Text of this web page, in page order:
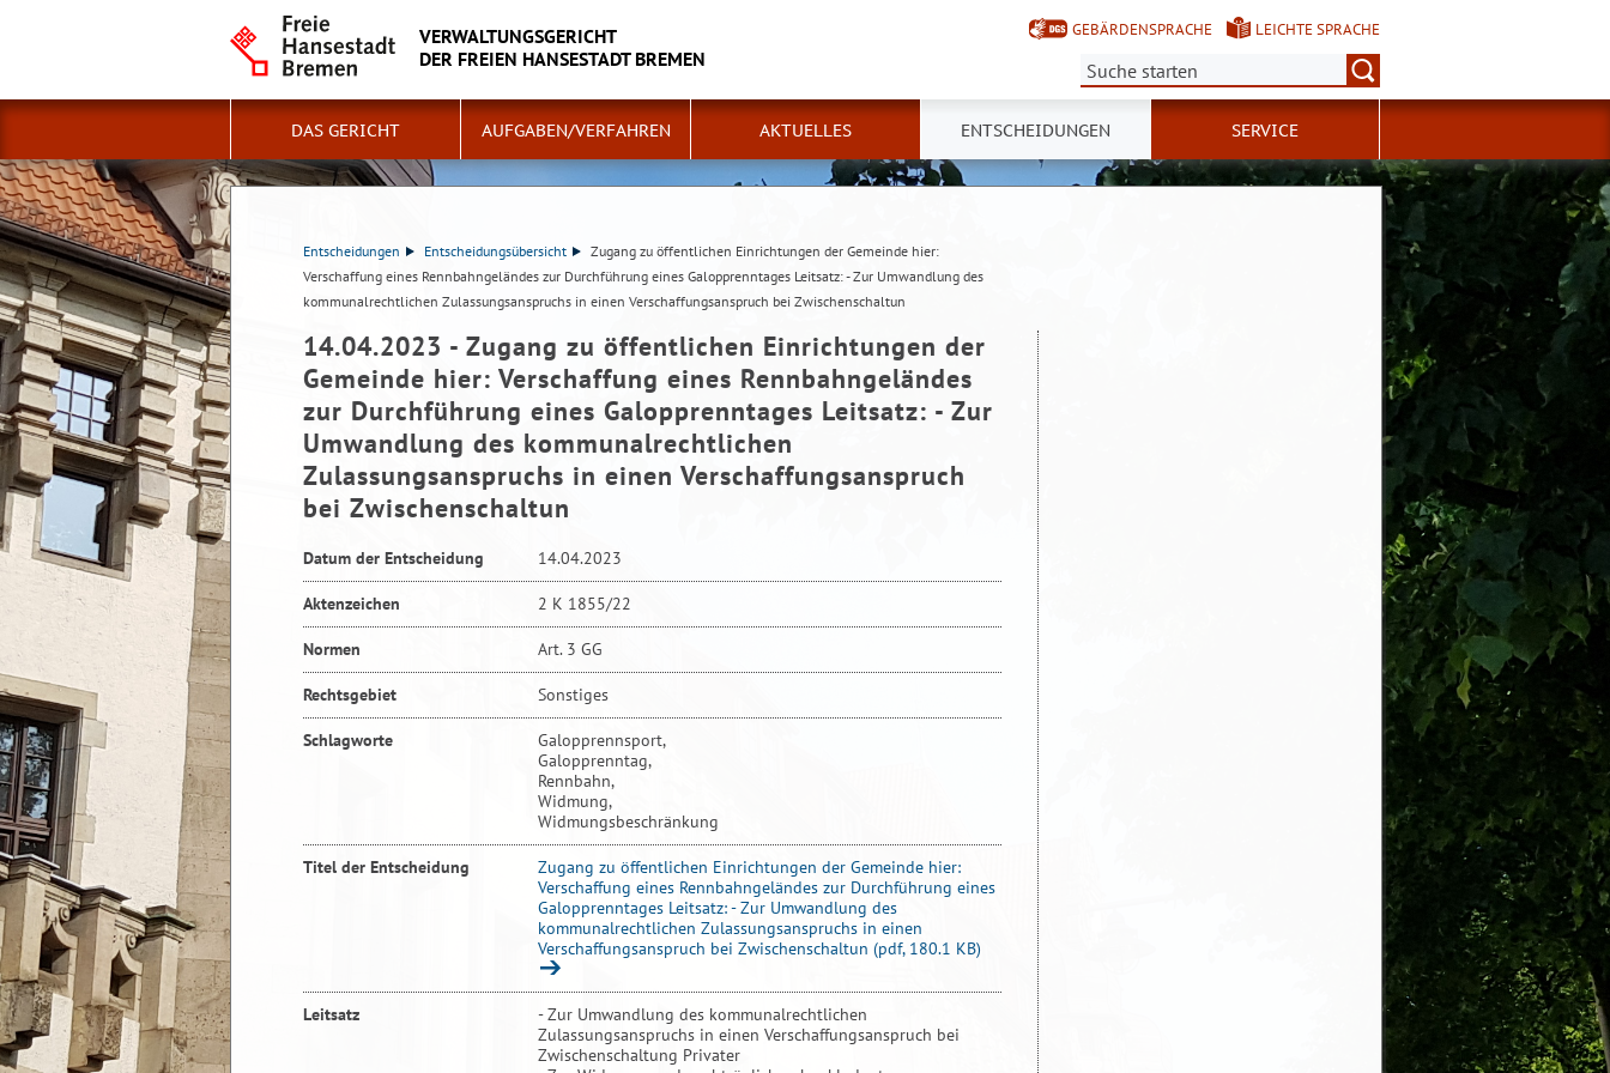
VERWALTUNGSGERICHT
DER FREIEN HANSESTADT BREMEN
GEBÄRDENSPRACHE
LEICHTE SPRACHE
Suche:
DAS GERICHT AUFGABEN/VERFAHREN AKTUELLES ENTSCHEIDUNGEN SERVICE
Entscheidungen Entscheidungsübersicht
Zugang zu öffentlichen Einrichtungen der Gemeinde hier:
Verschaffung eines Rennbahngeländes zur Durchführung eines Galopprenntages Leitsatz: - Zur Umwandlung des
kommunalrechtlichen Zulassungsanspruchs in einen Verschaffungsanspruch bei Zwischenschaltun
14.04.2023 - Zugang zu öffentlichen Einrichtungen der
Gemeinde hier: Verschaffung eines Rennbahngeländes
zur Durchführung eines Galopprenntages Leitsatz: - Zur
Umwandlung des kommunalrechtlichen
Zulassungsanspruchs in einen Verschaffungsanspruch
bei Zwischenschaltun
Datum der Entscheidung 14.04.2023
Aktenzeichen 2 K 1855/22
Normen Art. 3 GG
Rechtsgebiet Sonstiges
Schlagworte
Galopprennsport,
Galopprenntag,
Rennbahn,
Widmung,
Widmungsbeschränkung
Titel der Entscheidung
Zugang zu öffentlichen Einrichtungen der Gemeinde hier:
Verschaffung eines Rennbahngeländes zur Durchführung eines
Galopprenntages Leitsatz: - Zur Umwandlung des
kommunalrechtlichen Zulassungsanspruchs in einen
Verschaffungsanspruch bei Zwischenschaltun (pdf, 180.1 KB)
Leitsatz
- Zur Umwandlung des kommunalrechtlichen
Zulassungsanspruchs in einen Verschaffungsanspruch bei
Zwischenschaltung Privater